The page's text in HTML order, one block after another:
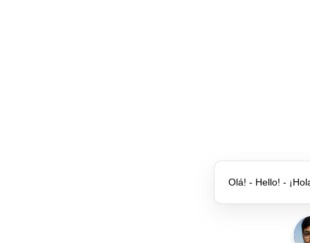
Olá! - Hello! -